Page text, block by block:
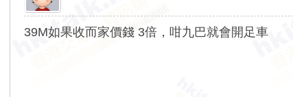
39M如果收而家價錢 3倍，咁九巴就會開足車